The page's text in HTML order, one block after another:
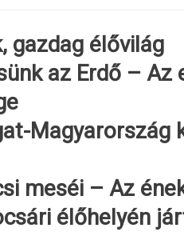
gazdag élővilág
az Erdő – Az
Magyarország
meséi – Az
élőhelyén